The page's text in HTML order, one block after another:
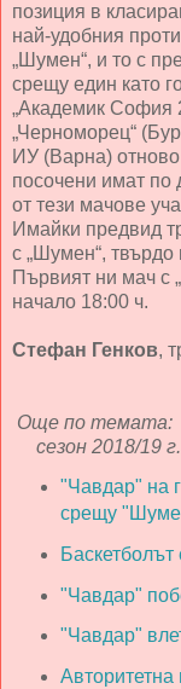
позиция в
най-удобния
„Шумен“, и то с
срещу един като
„Академик София
„Черноморец“
ИУ (Варна) отново
посочени имат по
от тези мачове
Имайки предвид
с „Шумен“,
Първият ни мач с
начало 18:00 ч.
Стефан Генков,
Още по темата:
сезон 2018/19 г.
"Чавдар" на
срещу
Баскетболът
"Чавдар"
"Чавдар"
Авторитетна